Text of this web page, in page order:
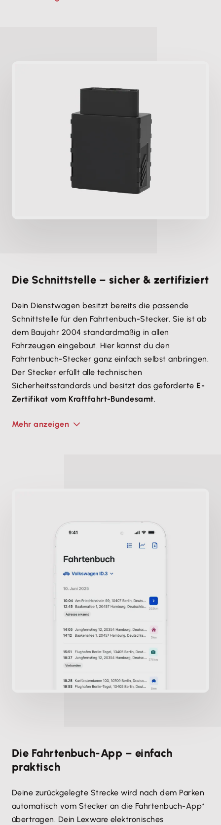
Die Schnittstelle – sicher & zertifiziert
Dein Dienstwagen besitzt bereits die passende
Schnittstelle für den Fahrtenbuch-Stecker. Sie ist ab
dem Baujahr 2004 standardmäßig in allen
Fahrzeugen eingebaut. Hier kannst du den
Fahrtenbuch-Stecker ganz einfach selbst anbringen.
Der Stecker erfüllt alle technischen
Sicherheitsstandards und besitzt das geforderte E-
Zertifikat vom Kraftfahrt-Bundesamt.
Mehr anzeigen
Die Fahrtenbuch-App – einfach
praktisch
Deine zurückgelegte Strecke wird nach dem Parken
automatisch vom Stecker an die Fahrtenbuch-App*
übertragen. Dein Lexware elektronisches